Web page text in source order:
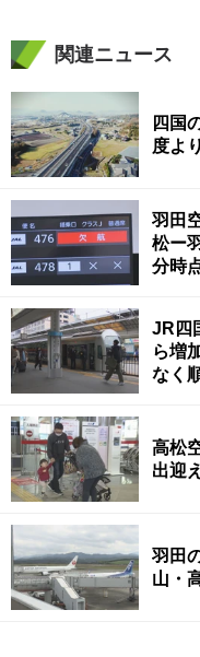
関連ニュース
四国
度よ
羽田
松ー
分時
JR四
ら増
なく
高松
出迎
羽田
山・